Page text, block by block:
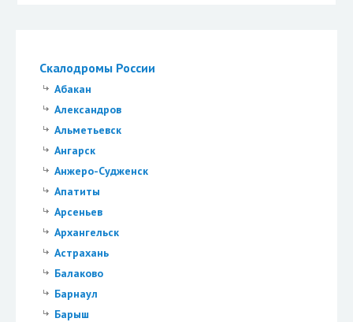
Скалодромы России
Абакан
Александров
Альметьевск
Ангарск
Анжеро-Судженск
Апатиты
Арсеньев
Архангельск
Астрахань
Балаково
Барнаул
Барыш